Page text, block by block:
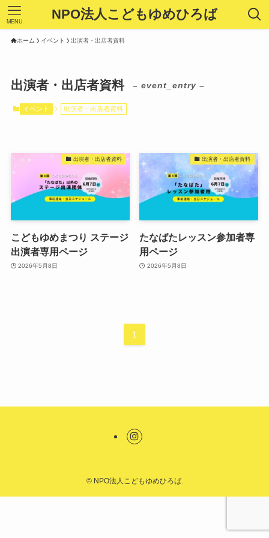
NPO法人こどもゆめひろば
MENU
ホーム イベント 出演者・出店者資料
出演者・出店者資料 – event_entry –
イベント 出演者・出店者資料
出演者・出店者資料
こどもゆめまつり ステージ
出演者専用ページ
2026年5月8日
出演者・出店者資料
たなばたレッスン参加者専
用ページ
2026年5月8日
1
©NPO法人こどもゆめひろば.